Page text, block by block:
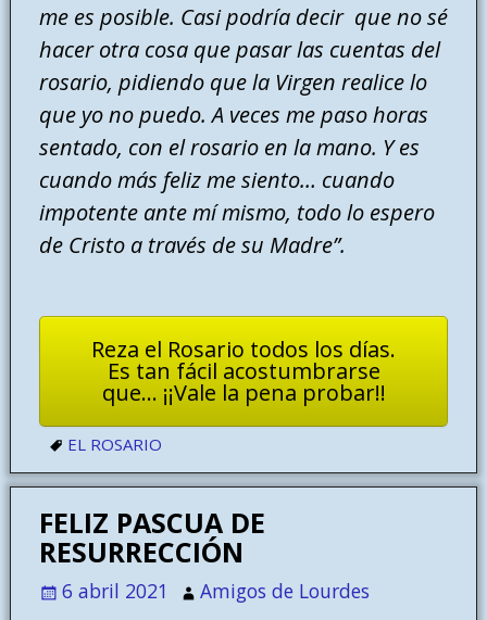
me es posible. Casi podría decir que no sé
hacer otra cosa que pasar las cuentas del
rosario, pidiendo que la Virgen realice lo
que yo no puedo. A veces me paso horas
sentado, con el rosario en la mano. Y es
cuando más feliz me siento… cuando
impotente ante mí mismo, todo lo espero
de Cristo a través de su Madre”.
Reza el Rosario todos los días.
Es tan fácil acostumbrarse
que... ¡¡Vale la pena probar!!
EL ROSARIO
FELIZ PASCUA DE
RESURRECCIÓN
6 abril 2021 Amigos de Lourdes